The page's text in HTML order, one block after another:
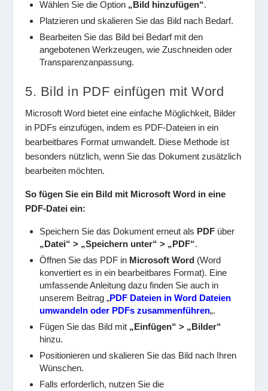
Wählen Sie die Option „Bild hinzufügen“.
Platzieren und skalieren Sie das Bild nach Bedarf.
Bearbeiten Sie das Bild bei Bedarf mit den
angebotenen Werkzeugen, wie Zuschneiden oder
Transparenzanpassung.
5. Bild in PDF einfügen mit Word
Microsoft Word bietet eine einfache Möglichkeit, Bilder
in PDFs einzufügen, indem es PDF-Dateien in ein
bearbeitbares Format umwandelt. Diese Methode ist
besonders nützlich, wenn Sie das Dokument zusätzlich
bearbeiten möchten.
So fügen Sie ein Bild mit Microsoft Word in eine
PDF-Datei ein:
Speichern Sie das Dokument erneut als PDF über
„Datei“ > „Speichern unter“ > „PDF“.
Öffnen Sie das PDF in Microsoft Word (Word
konvertiert es in ein bearbeitbares Format). Eine
umfassende Anleitung dazu finden Sie auch in
unserem Beitrag „PDF Dateien in Word Dateien
umwandeln oder PDFs zusammenführen„.
Fügen Sie das Bild mit „Einfügen“ > „Bilder“
hinzu.
Positionieren und skalieren Sie das Bild nach Ihren
Wünschen.
Falls erforderlich, nutzen Sie die